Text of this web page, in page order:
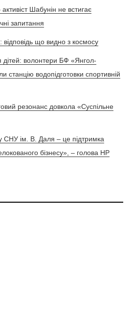
Шабунін не встигає
запитання
відповідь що видно з космосу
дітей: волонтери БФ «Янгол-
станцію водопідготовки спортивній
резонанс довкола «Суспільне
СНУ ім. В. Даля – це підтримка
бізнесу», – голова НР